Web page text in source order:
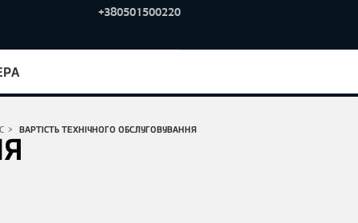
+380501500220
> ВАРТІСТЬ ТЕХНІЧНОГО ОБСЛУГОВУВАННЯ